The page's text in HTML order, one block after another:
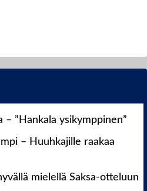
– ”Hankala ysikymppinen”
– Huuhkajille raakaa
mielellä Saksa-otteluun